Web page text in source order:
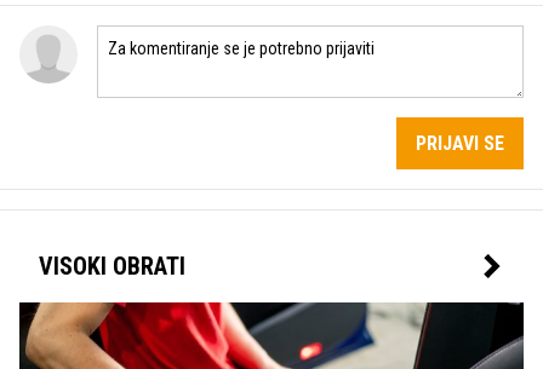
PRIJAVI SE
VISOKI OBRATI